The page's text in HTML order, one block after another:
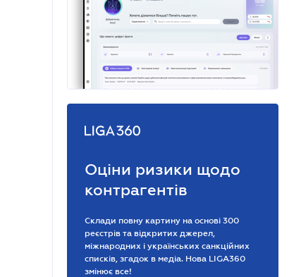
Оціни ризики щодо
контрагентів
Склади повну картину на основі 300
реєстрів та відкритих джерел,
міжнародних і українських санкційних
списків, згадок в медіа. Нова LIGA360
змінює все!